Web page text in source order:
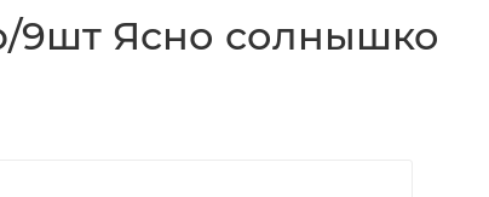
9шт Ясно солнышко